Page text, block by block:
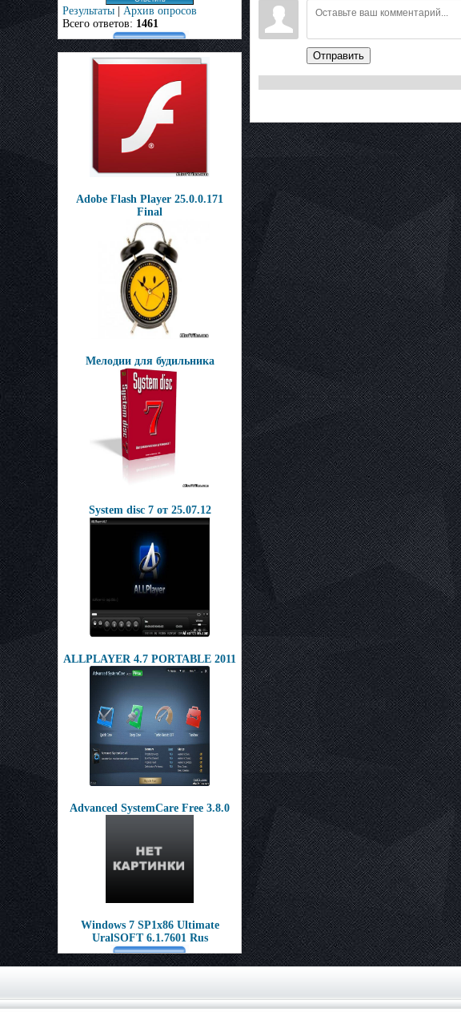
Результаты | Архив опросов
Всего ответов: 1461
Adobe Flash Player 25.0.0.171
Final
Мелодии для будильника
System disc 7 от 25.07.12
ALLPLAYER 4.7 PORTABLE 2011
Advanced SystemCare Free 3.8.0
Windows 7 SP1х86 Ultimate
UralSOFT 6.1.7601 Rus
Отправить